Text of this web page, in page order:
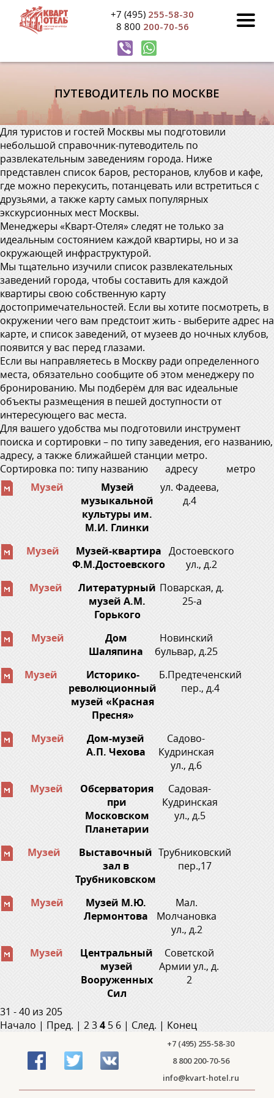
+7 (495) 255-58-30
8 800 200-70-56
ПУТЕВОДИТЕЛЬ ПО МОСКВЕ
Для туристов и гостей Москвы мы подготовили
небольшой справочник-путеводитель по
развлекательным заведениям города. Ниже
представлен список баров, ресторанов, клубов и кафе,
где можно перекусить, потанцевать или встретиться с
друзьями, а также карту самых популярных
экскурсионных мест Москвы.
Менеджеры «Кварт-Отеля» следят не только за
идеальным состоянием каждой квартиры, но и за
окружающей инфраструктурой.
Мы тщательно изучили список развлекательных
заведений города, чтобы составить для каждой
квартиры свою собственную карту
достопримечательностей. Если вы хотите посмотреть, в
окружении чего вам предстоит жить - выберите адрес на
карте, и список заведений, от музеев до ночных клубов,
появится у вас перед глазами.
Если вы направляетесь в Москву ради определенного
места, обязательно сообщите об этом менеджеру по
бронированию. Мы подберём для вас идеальные
объекты размещения в пешей доступности от
интересующего вас места.
Для вашего удобства мы подготовили инструмент
поиска и сортировки – по типу заведения, его названию,
адресу, а также ближайшей станции метро.
Сортировка по: типу названию адресу
метро
Музей
Музей
музыкальной
культуры им.
М.И. Глинки
ул. Фадеева,
д.4
Музей
Музей-квартира
Ф.М.Достоевского
Достоевского
ул., д.2
Музей
Литературный
музей А.М.
Горького
Поварская, д.
25-а
Музей
Дом
Шаляпина
Новинский
бульвар, д.25
Музей
Историко-
революционный
музей «Красная
Пресня»
Б.Предтеченский
пер., д.4
Музей
Дом-музей
А.П. Чехова
Садово-
Кудринская
ул., д.6
Музей
Обсерватория
при
Московском
Планетарии
Садовая-
Кудринская
ул., д.5
Музей
Выставочный
зал в
Трубниковском
Трубниковский
пер.,17
Музей
Музей М.Ю.
Лермонтова
Мал.
Молчановка
ул., д.2
Музей
Центральный
музей
Вооруженных
Сил
Советской
Армии ул., д.
2
31 - 40 из 205
Начало | Пред. | 234 5 6 | След. | Конец
+7 (495) 255-58-30
8 800 200-70-56
info@kvart-hotel.ru